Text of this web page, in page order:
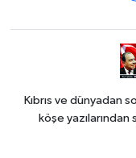
Kıbrıs ve dünyadan
köşe